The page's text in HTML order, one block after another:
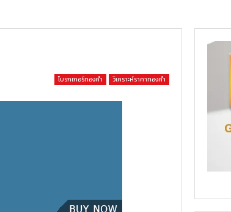
โบรกเกอร์ทองคำ วิเคราะห์ราคาทองคำ